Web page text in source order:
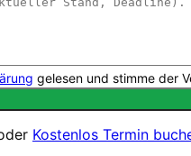
gelesen und stimme der
Kostenlos Termin